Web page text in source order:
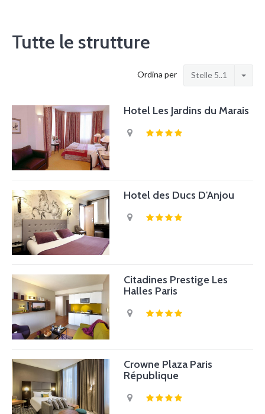
Tutte le strutture
Ordina per Stelle 5..1
Hotel Les Jardins du Marais
Hotel des Ducs D'Anjou
Citadines Prestige Les
Halles Paris
Crowne Plaza Paris
République